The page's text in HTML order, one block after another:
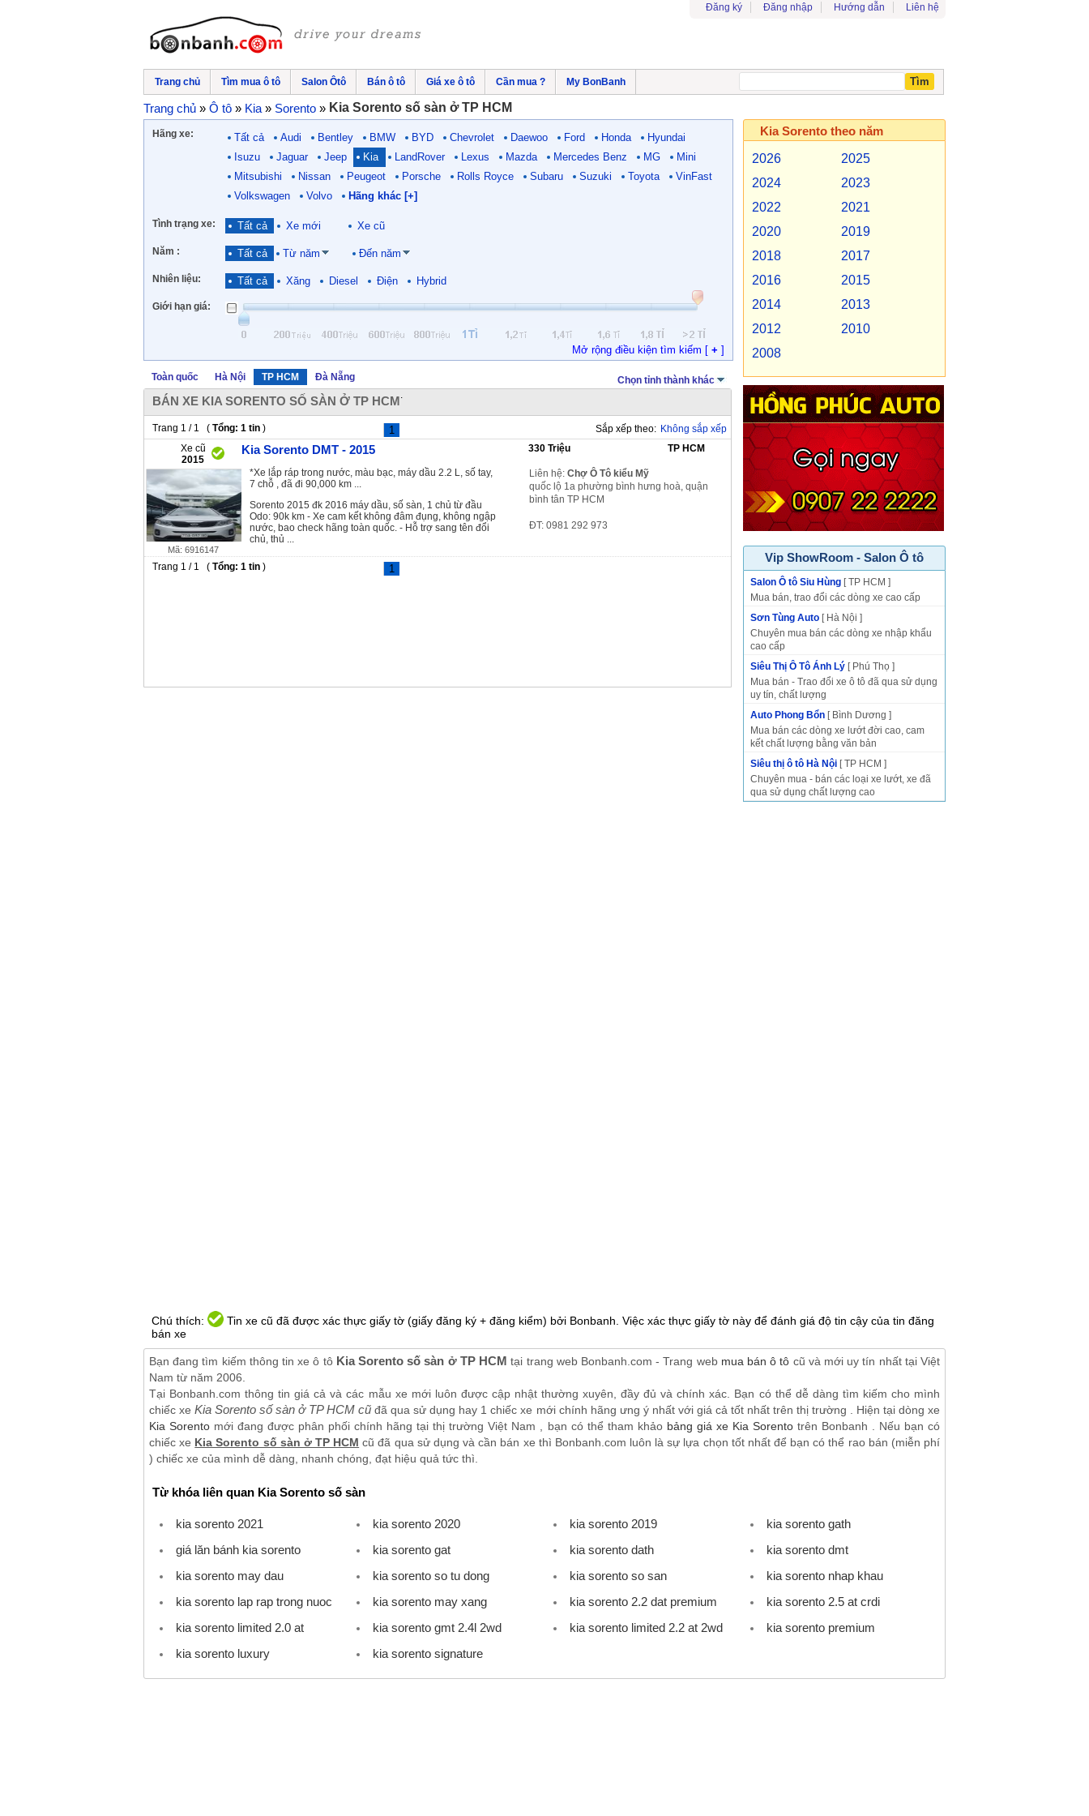
Đăng ký Đăng nhập Hướng dẫn Liên hệ
Trang chủ Tìm mua ô tô Salon Ôtô Bán ô tô Giá xe ô tô Cần mua ? My BonBanh
Trang chủ » Ô tô » Kia » Sorento » Kia Sorento số sàn ở TP HCM
Hãng xe: Tất cả Audi Bentley BMW BYD Chevrolet Daewoo Ford Honda
Hyundai
Isuzu
Jaguar Jeep Kia LandRover Lexus Mazda Mercedes Benz MG
Mini
Mitsubishi
Nissan Peugeot Porsche Rolls Royce Subaru Suzuki Toyota
VinFast
Volkswagen
Volvo Hãng khác [+]
Tình trạng xe: Tất cả Xe mới Xe cũ
Năm : Tất cả Từ năm Đến năm
Nhiên liệu: Tất cả Xăng Diesel Điện Hybrid
Giới hạn giá:
Mở rộng điều kiện tìm kiếm [ + ]
Toàn quốc Hà Nội TP HCM Đà Nẵng Chọn tỉnh thành khác
BÁN XE KIA SORENTO SỐ SÀN Ở TP HCM
Trang 1 / 1 ( Tổng: 1 tin ) 1 Sắp xếp theo: Không sắp xếp
Xe cũ
2015
Kia Sorento DMT - 2015 330 Triệu TP HCM
Mã: 6916147
*Xe lắp ráp trong nước, màu bạc, máy dầu 2.2 L, số tay,
7 chỗ , đã đi 90,000 km ...
Sorento 2015 đk 2016 máy dầu, số sàn, 1 chủ từ đầu
Odo: 90k km - Xe cam kết không đâm đụng, không ngập
nước, bao check hãng toàn quốc. - Hỗ trợ sang tên đổi
chủ, thủ ...
Liên hệ: Chợ Ô Tô kiểu Mỹ
quốc lộ 1a phường bình hưng hoà, quận
bình tân TP HCM
ĐT: 0981 292 973
Trang 1 / 1 ( Tổng: 1 tin ) 1
Chú thích:
Tin xe cũ đã được xác thực giấy tờ (giấy đăng ký + đăng kiểm) bởi Bonbanh. Việc xác thực giấy tờ này để đánh giá độ tin cậy của tin đăng
bán xe
Bạn đang tìm kiếm thông tin xe ô tô Kia Sorento số sàn ở TP HCM tại trang web Bonbanh.com - Trang web mua bán ô tô cũ và mới uy tín nhất tại Việt
Nam từ năm 2006.
Tại Bonbanh.com thông tin giá cả và các mẫu xe mới luôn được cập nhật thường xuyên, đầy đủ và chính xác. Bạn có thể dễ dàng tìm kiếm cho mình
chiếc xeKia Sorento số sàn ở TP HCM cũ đã qua sử dụng hay 1 chiếc xe mới chính hãng ưng ý nhất với giá cả tốt nhất trên thị trường . Hiện tại dòng xe
Kia Sorento mới đang được phân phối chính hãng tại thị trường Việt Nam , bạn có thể tham khảo bảng giá xe Kia Sorentotrên Bonbanh . Nếu bạn có
chiếc xe Kia Sorento số sàn ở TP HCM cũ đã qua sử dụng và cần bán xe thì Bonbanh.com luôn là sự lựa chọn tốt nhất để bạn có thể rao bán (miễn phí
) chiếc xe của mình dễ dàng, nhanh chóng, đạt hiệu quả tức thì.
Từ khóa liên quan Kia Sorento số sàn
kia sorento 2021 kia sorento 2020 kia sorento 2019
kia sorento gath
giá lăn bánh kia sorento
kia sorento gat kia sorento dath
kia sorento dmt
kia sorento may dau
kia sorento so tu dong kia sorento so san
kia sorento nhap khau
kia sorento lap rap trong nuoc
kia sorento may xang kia sorento 2.2 dat premium
kia sorento 2.5 at crdi
kia sorento limited 2.0 at
kia sorento gmt 2.4l 2wd kia sorento limited 2.2 at 2wd
kia sorento premium
kia sorento luxury
kia sorento signature
Kia Sorento theo năm
2026
2025
2024
2023
2022
2021
2020
2019
2018
2017
2016
2015
2014
2013
2012
2010
2008
Vip ShowRoom - Salon Ô tô
Salon Ô tô Siu Hùng [ TP HCM ]
Mua bán, trao đổi các dòng xe cao cấp
Sơn Tùng Auto [ Hà Nội ]
Chuyên mua bán các dòng xe nhập khẩu
cao cấp
Siêu Thị Ô Tô Ánh Lý [ Phú Thọ ]
Mua bán - Trao đổi xe ô tô đã qua sử dụng
uy tín, chất lượng
Auto Phong Bổn [ Bình Dương ]
Mua bán các dòng xe lướt đời cao, cam
kết chất lượng bằng văn bản
Siêu thị ô tô Hà Nội [ TP HCM ]
Chuyên mua - bán các loại xe lướt, xe đã
qua sử dụng chất lượng cao